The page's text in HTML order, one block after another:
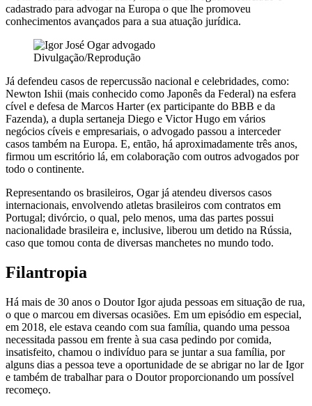
cadastrado para advogar na Europa o que lhe promoveu
conhecimentos avançados para a sua atuação jurídica.
Divulgação/Reprodução
Já defendeu casos de repercussão nacional e celebridades, como:
Newton Ishii (mais conhecido como Japonês da Federal) na esfera
cível e defesa de Marcos Harter (ex participante do BBB e da
Fazenda), a dupla sertaneja Diego e Victor Hugo em vários
negócios cíveis e empresariais, o advogado passou a interceder
casos também na Europa. E, então, há aproximadamente três anos,
firmou um escritório lá, em colaboração com outros advogados por
todo o continente.
Representando os brasileiros, Ogar já atendeu diversos casos
internacionais, envolvendo atletas brasileiros com contratos em
Portugal; divórcio, o qual, pelo menos, uma das partes possui
nacionalidade brasileira e, inclusive, liberou um detido na Rússia,
caso que tomou conta de diversas manchetes no mundo todo.
Filantropia
Há mais de 30 anos o Doutor Igor ajuda pessoas em situação de rua,
o que o marcou em diversas ocasiões. Em um episódio em especial,
em 2018, ele estava ceando com sua família, quando uma pessoa
necessitada passou em frente à sua casa pedindo por comida,
insatisfeito, chamou o indivíduo para se juntar a sua família, por
alguns dias a pessoa teve a oportunidade de se abrigar no lar de Igor
e também de trabalhar para o Doutor proporcionando um possível
recomeço.